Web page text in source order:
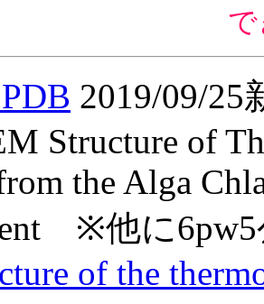
2019/09/
Structure of
the Alga
※他に6pw5
of the